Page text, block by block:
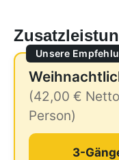
Unsere
(42,00 €
Person)
3-